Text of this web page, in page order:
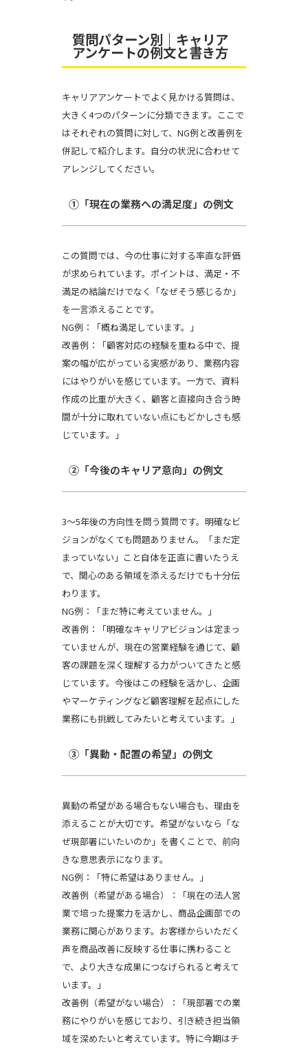
質問パターン別｜キャリア
アンケートの例文と書き方
キャリアアンケートでよく見かける質問は、
大きく4つのパターンに分類できます。ここで
はそれぞれの質問に対して、NG例と改善例を
併記して紹介します。自分の状況に合わせて
アレンジしてください。
①「現在の業務への満足度」の例文
この質問では、今の仕事に対する率直な評価
が求められています。ポイントは、満足・不
満足の結論だけでなく「なぜそう感じるか」
を一言添えることです。
NG例：「概ね満足しています。」
改善例：「顧客対応の経験を重ねる中で、提
案の幅が広がっている実感があり、業務内容
にはやりがいを感じています。一方で、資料
作成の比重が大きく、顧客と直接向き合う時
間が十分に取れていない点にもどかしさも感
じています。」
②「今後のキャリア意向」の例文
3〜5年後の方向性を問う質問です。明確なビ
ジョンがなくても問題ありません。「まだ定
まっていない」こと自体を正直に書いたうえ
で、関心のある領域を添えるだけでも十分伝
わります。
NG例：「まだ特に考えていません。」
改善例：「明確なキャリアビジョンは定まっ
ていませんが、現在の営業経験を通じて、顧
客の課題を深く理解する力がついてきたと感
じています。今後はこの経験を活かし、企画
やマーケティングなど顧客理解を起点にした
業務にも挑戦してみたいと考えています。」
③「異動・配置の希望」の例文
異動の希望がある場合もない場合も、理由を
添えることが大切です。希望がないなら「な
ぜ現部署にいたいのか」を書くことで、前向
きな意思表示になります。
NG例：「特に希望はありません。」
改善例（希望がある場合）：「現在の法人営
業で培った提案力を活かし、商品企画部での
業務に関心があります。お客様からいただく
声を商品改善に反映する仕事に携わること
で、より大きな成果につなげられると考えて
います。」
改善例（希望がない場合）：「現部署での業
務にやりがいを感じており、引き続き担当領
域を深めたいと考えています。特に今期はチ